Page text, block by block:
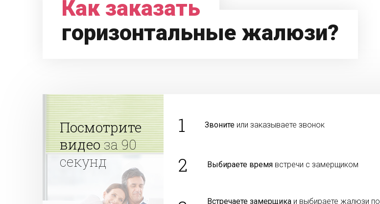
Как заказать
горизонтальные жалюзи?
Посмотрите
видеоза 90
секунд
1 Звоните или заказываете звонок
2 Выбираете время встречи с замерщиком
Встречаете замерщика и выбираете жалюзи по